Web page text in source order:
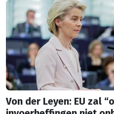
Von der Leyen: EU zal